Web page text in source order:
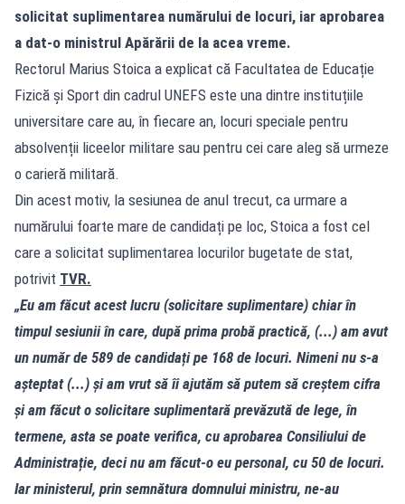
solicitat suplimentarea numărului de locuri, iar aprobarea
a dat-o ministrul Apărării de la acea vreme.
Rectorul Marius Stoica a explicat că Facultatea de Educație
Fizică și Sport din cadrul UNEFS este una dintre instituțiile
universitare care au, în fiecare an, locuri speciale pentru
absolvenții liceelor militare sau pentru cei care aleg să urmeze
o carieră militară.
Din acest motiv, la sesiunea de anul trecut, ca urmare a
numărului foarte mare de candidați pe loc, Stoica a fost cel
care a solicitat suplimentarea locurilor bugetate de stat,
potrivit TVR.
„Eu am făcut acest lucru (solicitare suplimentare) chiar în
timpul sesiunii în care, după prima probă practică, (...) am avut
un număr de 589 de candidați pe 168 de locuri. Nimeni nu s-a
așteptat (...) și am vrut să îi ajutăm să putem să creștem cifra
și am făcut o solicitare suplimentară prevăzută de lege, în
termene, asta se poate verifica, cu aprobarea Consiliului de
Administrație, deci nu am făcut-o eu personal, cu 50 de locuri.
Iar ministerul, prin semnătura domnului ministru, ne-au